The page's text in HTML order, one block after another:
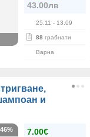
43.00лв
25.11 - 13.09
88 грабнати
Варна
и
7.00€